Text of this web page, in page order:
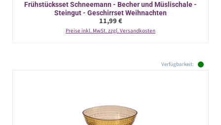
Frühstücksset Schneemann - Becher und Müslischale -
Steingut - Geschirrset Weihnachten
Regulärer Preis:
11,99 €
Preise inkl. MwSt. zzgl. Versandkosten
Verfügbarkeit: